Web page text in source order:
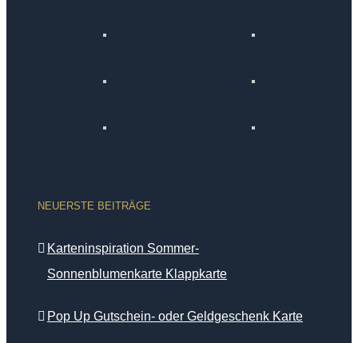
NEUERSTE BEITRÄGE
Karteninspiration Sommer-
Sonnenblumenkarte Klappkarte
Pop Up Gutschein- oder Geldgeschenk Karte